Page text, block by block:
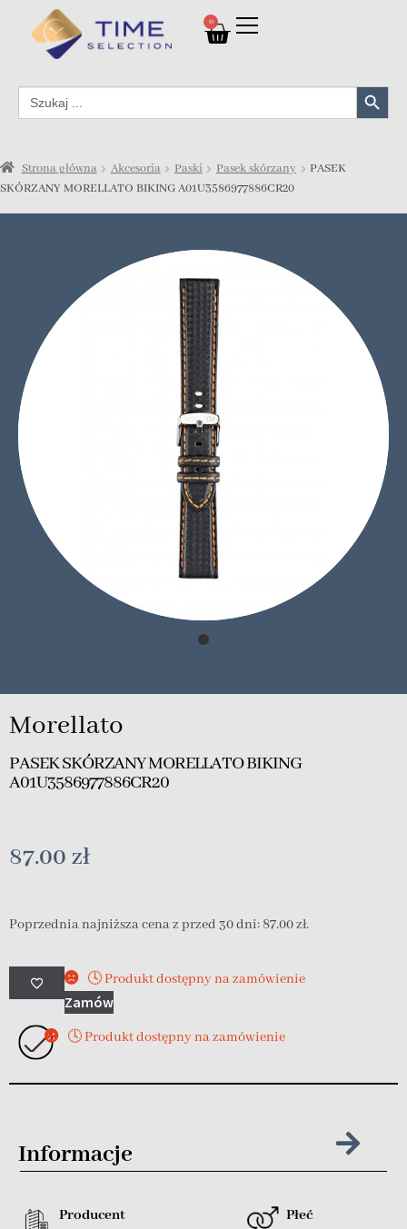
0
Search
for:
Search Button
Strona główna Akcesoria Paski Pasek skórzany
PASEK
SKÓRZANY MORELLATO BIKING A01U3586977886CR20
Morellato
PASEK SKÓRZANY MORELLATO BIKING
A01U3586977886CR20
87.00 zł
Poprzednia najniższa cena z przed 30 dni: 87.00zł.
🕓 Produkt dostępny na zamówienie
Zamów
🕓 Produkt dostępny na zamówienie
Informacje
Producent
Płeć